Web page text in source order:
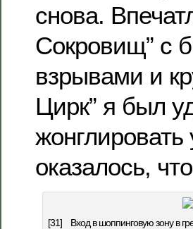
снова.
Сокровищ” с
взрывами и
Цирк” я был
оказалось,
[31] Вход в шоппинговую зону в